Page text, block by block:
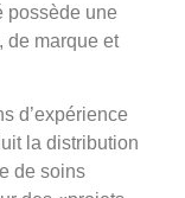
possède une
de marque et
d’expérience
la distribution
de soins